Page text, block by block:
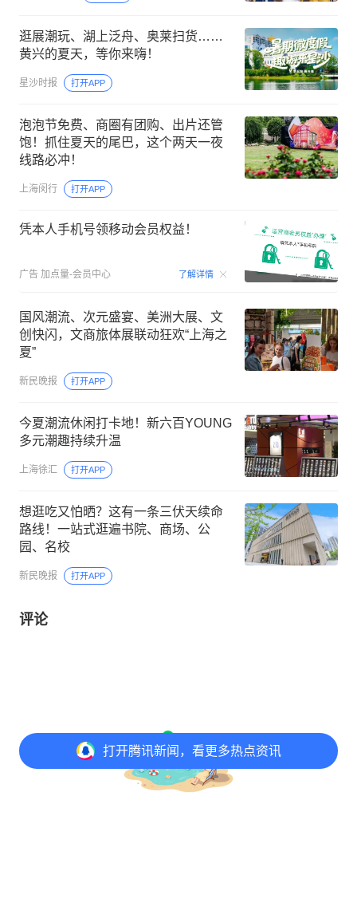
打开腾讯新闻，看更多热点资讯
逛展潮玩、湖上泛舟、奥莱扫货……
黄兴的夏天，等你来嗨！
星沙时报 打开APP
泡泡节免费、商圈有团购、出片还管
饱！抓住夏天的尾巴，这个两天一夜
线路必冲！
上海闵行 打开APP
凭本人手机号领移动会员权益！
广告 加点量-会员中心 了解详情 00:15
国风潮流、次元盛宴、美洲大展、文
创快闪，文商旅体展联动狂欢“上海之
夏”
新民晚报 打开APP
今夏潮流休闲打卡地！新六百YOUNG
多元潮趣持续升温
上海徐汇 打开APP
想逛吃又怕晒？这有一条三伏天续命
路线！一站式逛遍书院、商场、公
园、名校
新民晚报 打开APP
评论